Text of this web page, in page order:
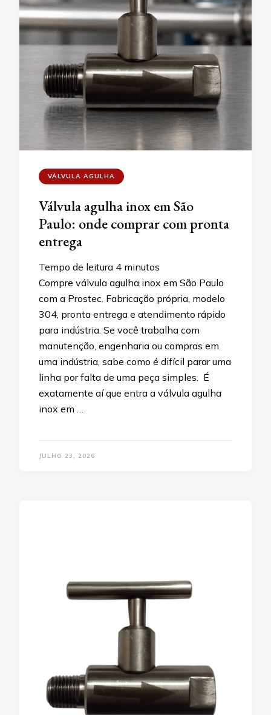
VÁLVULA AGULHA
Válvula agulha inox em São
Paulo: onde comprar com pronta
entrega
Tempo de leitura 4 minutos
Compre válvula agulha inox em São Paulo
com a Prostec. Fabricação própria, modelo
304, pronta entrega e atendimento rápido
para indústria. Se você trabalha com
manutenção, engenharia ou compras em
uma indústria, sabe como é difícil parar uma
linha por falta de uma peça simples. É
exatamente aí que entra a válvula agulha
inox em …
JULHO 23, 2026